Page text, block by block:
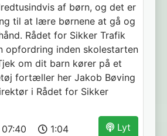
af børn, og det er
til at lære børnene at gå og
Rådet for Sikker Trafik
opfordring inden skolestarten
om dit barn kører på et
fortæller her Jakob Bøving
i Rådet for Sikker
Lyt
07:40 1:04